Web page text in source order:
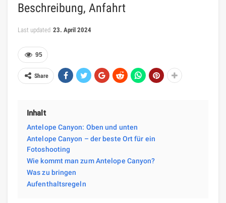
Beschreibung, Anfahrt
Last updated 23. April 2024
95
Share
Inhalt
Antelope Canyon: Oben und unten
Antelope Canyon – der beste Ort für ein
Fotoshooting
Wie kommt man zum Antelope Canyon?
Was zu bringen
Aufenthaltsregeln